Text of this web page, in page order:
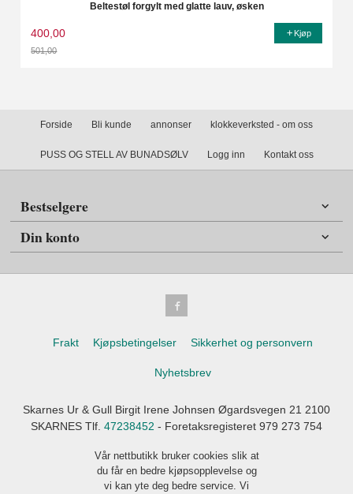
Beltestøl forgylt med glatte lauv, øsken
400,00
501,00
Kjøp
Forside Bli kunde annonser klokkeverksted - om oss
PUSS OG STELL AV BUNADSØLV Logg inn Kontakt oss
Bestselgere
Din konto
Frakt Kjøpsbetingelser Sikkerhet og personvern
Nyhetsbrev
Skarnes Ur & Gull Birgit Irene Johnsen Øgardsvegen 21 2100
SKARNES Tlf. 47238452 - Foretaksregisteret 979 273 754
Vår nettbutikk bruker cookies slik at
du får en bedre kjøpsopplevelse og
vi kan yte deg bedre service. Vi